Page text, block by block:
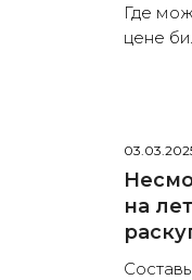
Где
цене
на